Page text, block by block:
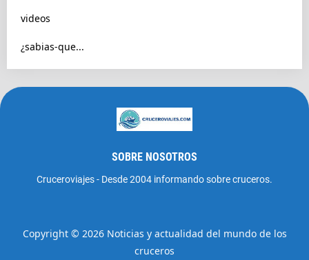
videos
¿sabias-que...
SOBRE NOSOTROS
Cruceroviajes - Desde 2004 informando sobre cruceros.
Copyright © 2026 Noticias y actualidad del mundo de los
cruceros